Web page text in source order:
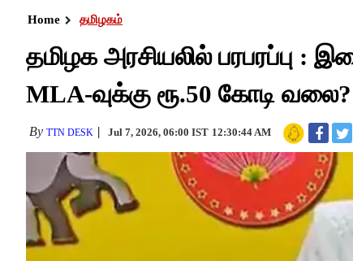
Home தமிழகம்
தமிழக அரசியலில் பரபரப்பு
MLA-வுக்கு ரூ.50 கோடி வலை?
By TTN DESK Jul 7, 2026, 06:00 IST 12:30:44 AM